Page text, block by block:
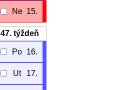
Ne 15.
47. týždeň
Po 16.
Ut 17.